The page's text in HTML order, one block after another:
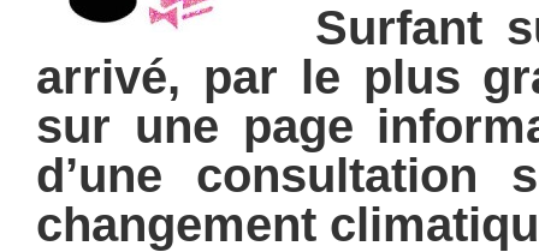
Surfant
arrivé, par le plus
sur une page
d’une consultation
changement